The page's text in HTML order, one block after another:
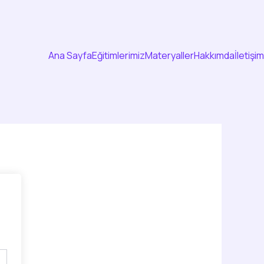
Ana SayfaEğitimlerimizMateryallerHakkımdaİletişim